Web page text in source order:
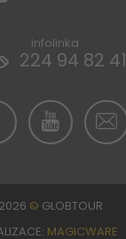
infolinka
224 94 82 41
2026 © GLOBTOUR
MAGICWARE